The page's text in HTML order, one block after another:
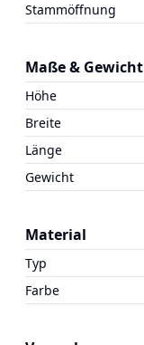
Stammöffnung
Maße & Gewicht
Höhe
Breite
Länge
Gewicht
Material
Typ
Farbe